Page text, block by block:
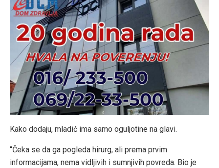
Kako dodaju, mladić ima samo oguljotine na glavi.
“Čeka se da ga pogleda hirurg, ali prema prvim
informacijama, nema vidljivih i sumnjivih povreda. Bio je